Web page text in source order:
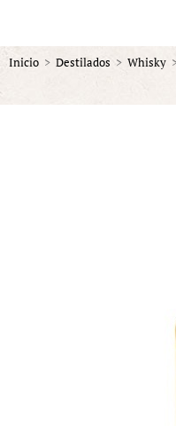
Inicio > Destilados > Whisky